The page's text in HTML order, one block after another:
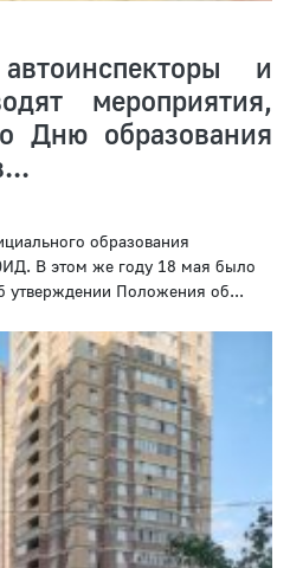
и
мероприятия,
Дню образования
образования
В этом же году 18 мая было
утверждении Положения об...